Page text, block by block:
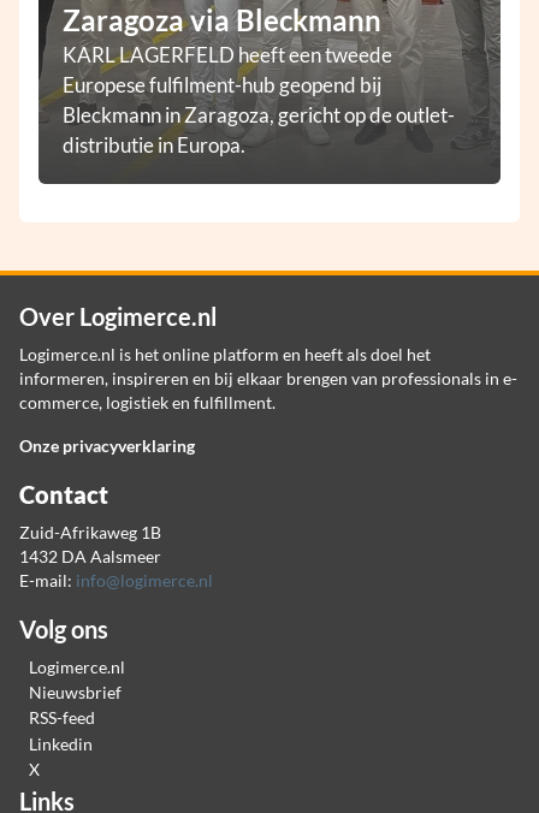
Zaragoza via Bleckmann
KARL LAGERFELD heeft een tweede
Europese fulfilment-hub geopend bij
Bleckmann in Zaragoza, gericht op de outlet-
distributie in Europa.
Over Logimerce.nl
Logimerce.nl is het online platform en heeft als doel het
informeren, inspireren en bij elkaar brengen van professionals in e-
commerce, logistiek en fulfillment.
Onze privacyverklaring
Contact
Zuid-Afrikaweg 1B
1432 DA Aalsmeer
E-mail: info@logimerce.nl
Volg ons
Logimerce.nl
Nieuwsbrief
RSS-feed
Linkedin
X
Links